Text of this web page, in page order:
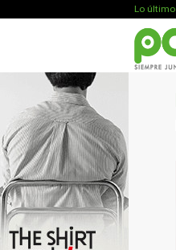
Lo último